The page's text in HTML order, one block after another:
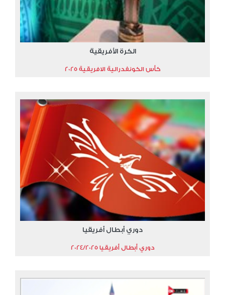
الكرة الأفريقية
كأس الكونفدرالية الافريقية 2025
دوري أبطال أفريقيا
دوري أبطال أفريقيا 2024/2025